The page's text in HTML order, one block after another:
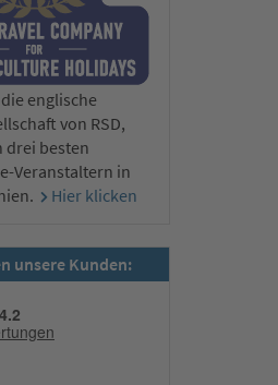
die englische
von RSD,
drei besten
Veranstaltern in
Hier klicken
unsere Kunden: